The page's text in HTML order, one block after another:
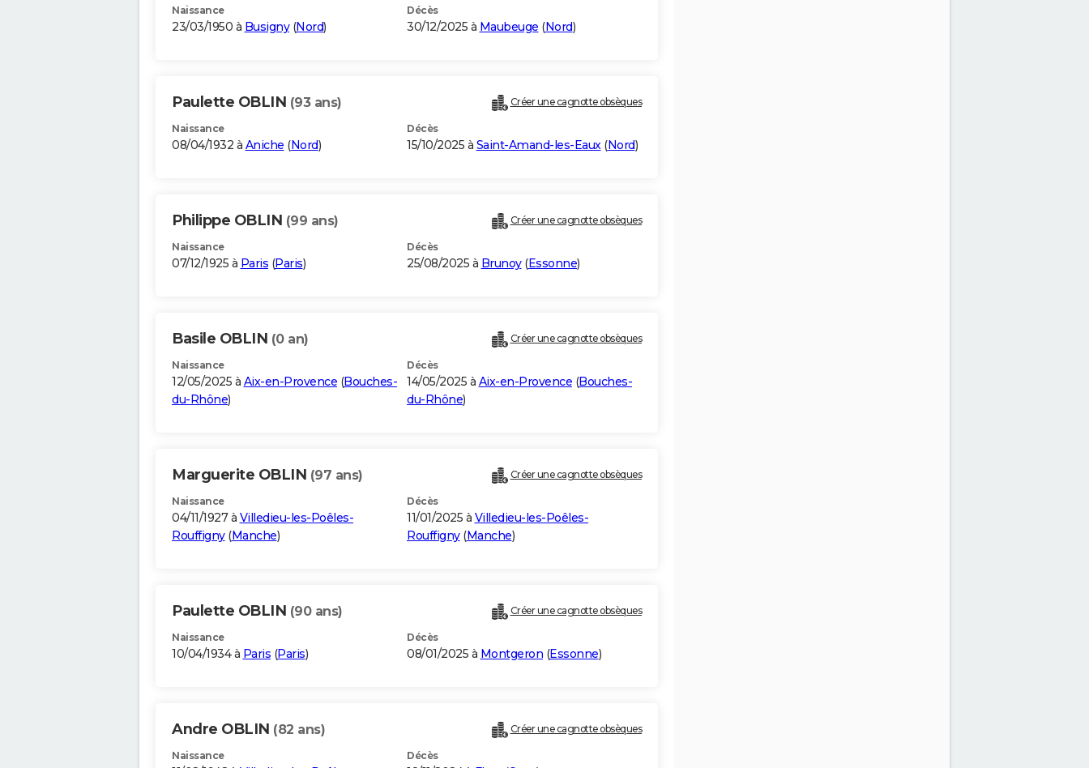
Naissance
23/03/1950 à Busigny(Nord)
Décès
30/12/2025 à Maubeuge (Nord)
Paulette OBLIN (93 ans) Créer une cagnotte obsèques
Naissance
08/04/1932 à Aniche (Nord)
Décès
15/10/2025 à Saint-Amand-les-Eaux(Nord)
Philippe OBLIN (99 ans) Créer une cagnotte obsèques
Naissance
07/12/1925 à Paris (Paris)
Décès
25/08/2025 à Brunoy(Essonne)
Basile OBLIN (0 an) Créer une cagnotte obsèques
Naissance
12/05/2025 à Aix-en-Provence (Bouches-
du-Rhône)
Décès
14/05/2025 à Aix-en-Provence (Bouches-
du-Rhône)
Marguerite OBLIN (97 ans) Créer une cagnotte obsèques
Naissance
04/11/1927 à Villedieu-les-Poêles-
Rouffigny(Manche)
Décès
11/01/2025 à Villedieu-les-Poêles-
Rouffigny(Manche)
Paulette OBLIN (90 ans) Créer une cagnotte obsèques
Naissance
10/04/1934 à Paris (Paris)
Décès
08/01/2025 à Montgeron (Essonne)
Andre OBLIN (82 ans) Créer une cagnotte obsèques
Naissance Décès